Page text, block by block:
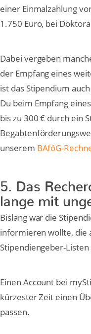
einer Einmalzahlung
1.750 Euro, bei
Dabei vergeben
der Empfang eines
ist das Stipendium
Du beim Empfang
bis zu 300 € durch ein
unserem BAföG-
5. Das
lange mit
Bislang war die
informieren wollte, die
Stipendiengeber-
Einen Account bei
kürzester Zeit einen
passen.